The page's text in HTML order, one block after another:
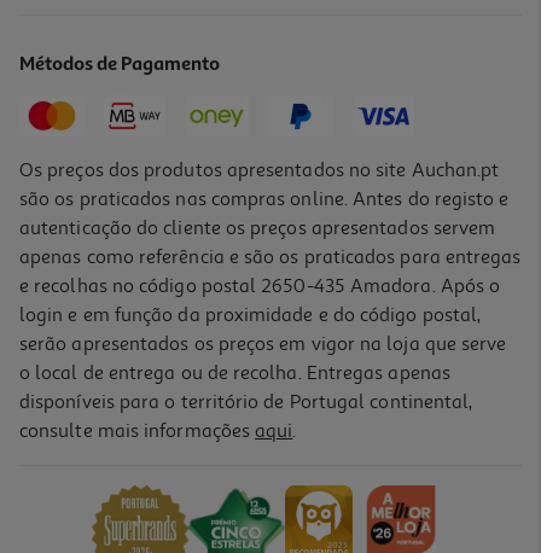
Bicicleta Elétrica Youin Porto
949,99 €
Métodos de Pagamento
Os preços dos produtos apresentados no site Auchan.pt
são os praticados nas compras online. Antes do registo e
autenticação do cliente os preços apresentados servem
apenas como referência e são os praticados para entregas
e recolhas no código postal 2650-435 Amadora. Após o
login e em função da proximidade e do código postal,
serão apresentados os preços em vigor na loja que serve
o local de entrega ou de recolha. Entregas apenas
disponíveis para o território de Portugal continental,
consulte mais informações aqui.